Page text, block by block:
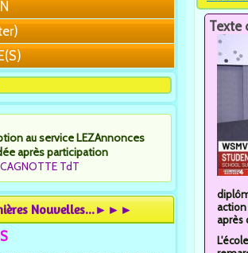
au service LEZAnnonces
après participation
CAGNOTTE TdT
Nouvelles...►►►
Texte
action
après